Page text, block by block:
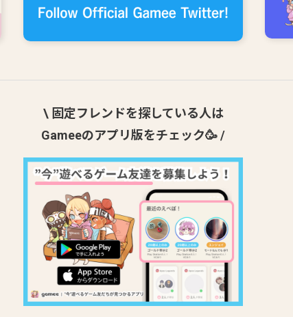
\ 固定フレンドを探している人は
Gameeのアプリ版をチェック🥳 /